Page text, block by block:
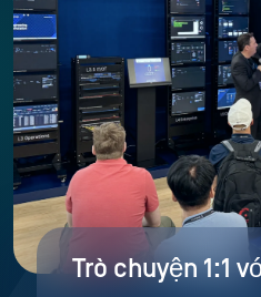
Trò chuyện 1:1